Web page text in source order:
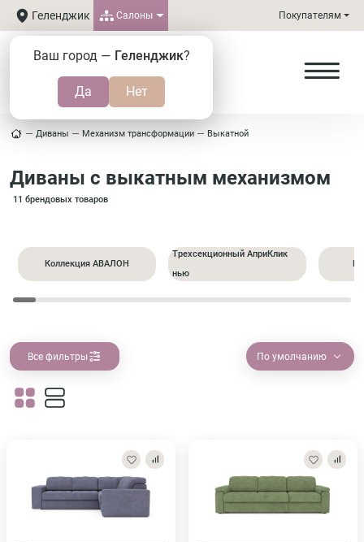
Геленджик
Ваш город — Геленджик?
Салоны Покупателям
Диваны Механизм трансформации Выкатной
Диваны с выкатным механизмом
11 брендовых товаров
Коллекция АВАЛОН
Трехсекционный АприКлик
нью
Все фильтры По умолчанию